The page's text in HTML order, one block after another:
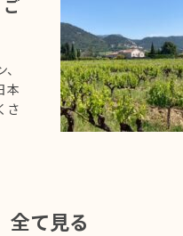
本
さ
全て見る